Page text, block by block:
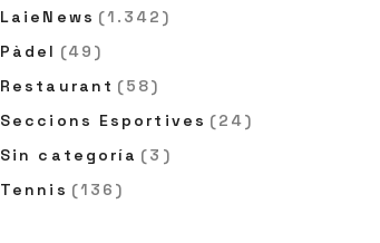
LaieNews (1.342)
Pàdel (49)
Restaurant (58)
Seccions Esportives (24)
Sin categoría (3)
Tennis (136)